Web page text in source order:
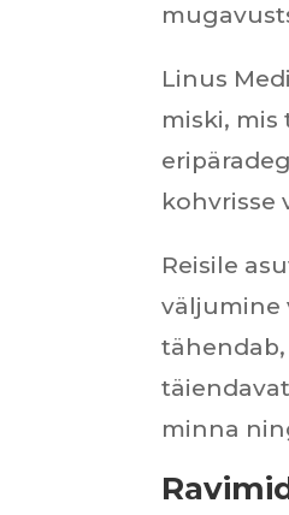
Linus
miski,
kohvrisse
Reisile
väljumine
minna